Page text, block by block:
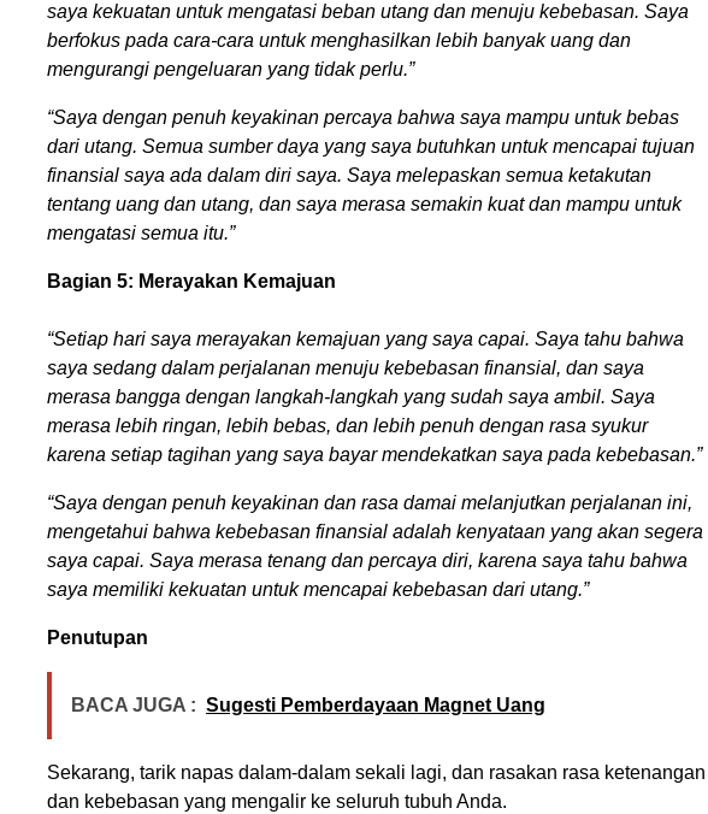
saya kekuatan untuk mengatasi beban utang dan menuju kebebasan. Saya
berfokus pada cara-cara untuk menghasilkan lebih banyak uang dan
mengurangi pengeluaran yang tidak perlu.”
“Saya dengan penuh keyakinan percaya bahwa saya mampu untuk bebas
dari utang. Semua sumber daya yang saya butuhkan untuk mencapai tujuan
finansial saya ada dalam diri saya. Saya melepaskan semua ketakutan
tentang uang dan utang, dan saya merasa semakin kuat dan mampu untuk
mengatasi semua itu.”
Bagian 5: Merayakan Kemajuan
“Setiap hari saya merayakan kemajuan yang saya capai. Saya tahu bahwa
saya sedang dalam perjalanan menuju kebebasan finansial, dan saya
merasa bangga dengan langkah-langkah yang sudah saya ambil. Saya
merasa lebih ringan, lebih bebas, dan lebih penuh dengan rasa syukur
karena setiap tagihan yang saya bayar mendekatkan saya pada kebebasan.”
“Saya dengan penuh keyakinan dan rasa damai melanjutkan perjalanan ini,
mengetahui bahwa kebebasan finansial adalah kenyataan yang akan segera
saya capai. Saya merasa tenang dan percaya diri, karena saya tahu bahwa
saya memiliki kekuatan untuk mencapai kebebasan dari utang.”
Penutupan
BACA JUGA : Sugesti Pemberdayaan Magnet Uang
Sekarang, tarik napas dalam-dalam sekali lagi, dan rasakan rasa ketenangan
dan kebebasan yang mengalir ke seluruh tubuh Anda.